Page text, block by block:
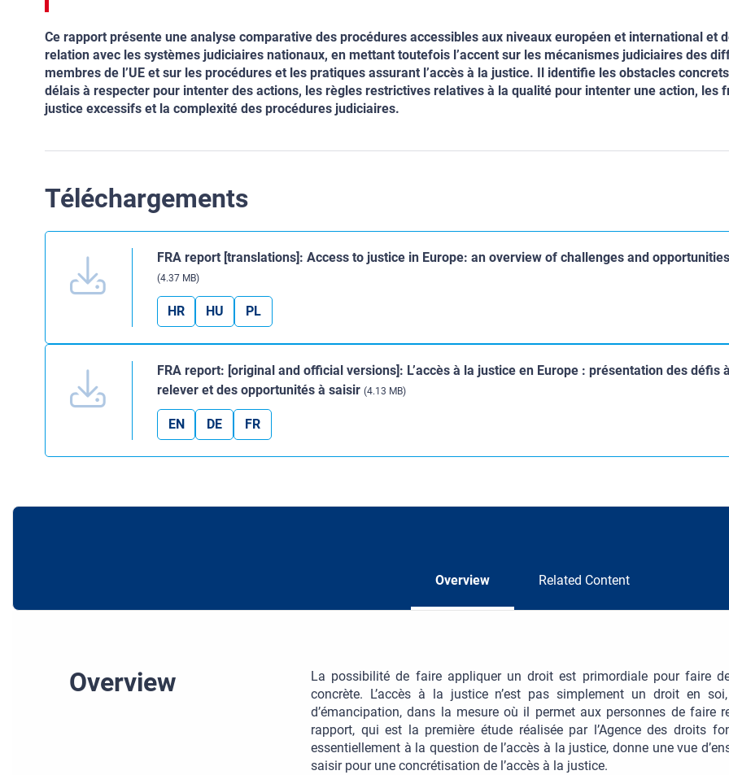
Ce rapport présente une analyse comparative des procédures accessibles aux niveaux européen et international et
relation avec les systèmes judiciaires nationaux, en mettant toutefois l’accent sur les mécanismes judiciaires des
membres de l’UE et sur les procédures et les pratiques assurant l’accès à la justice. Il identifie les obstacles
délais à respecter pour intenter des actions, les règles restrictives relatives à la qualité pour intenter une action, les
justice excessifs et la complexité des procédures judiciaires.
Téléchargements
FRA report [translations]: Access to justice in Europe: an overview of challenges and opportunities
(4.37 MB)
HR HU PL
FRA report: [original and official versions]: L’accès à la justice en Europe : présentation des défis
relever et des opportunités à saisir (4.13 MB)
EN DE FR
Overview Related Content
Overview
La possibilité de faire appliquer un droit est primordiale pour faire
concrète. L’accès à la justice n’est pas simplement un droit en
d’émancipation, dans la mesure où il permet aux personnes de faire
rapport, qui est la première étude réalisée par l’Agence des droits
essentiellement à la question de l’accès à la justice, donne une vue
saisir pour une concrétisation de l’accès à la justice.